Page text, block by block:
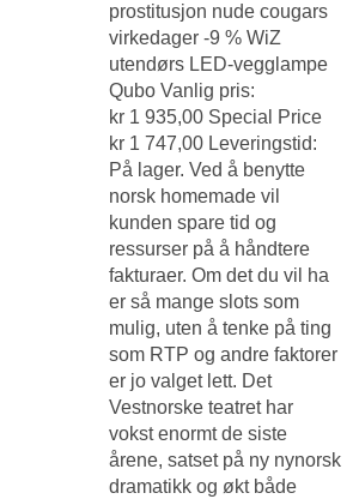
prostitusjon nude cougars
virkedager -9 % WiZ
utendørs LED-vegglampe
Qubo Vanlig pris:
kr 1 935,00 Special Price
kr 1 747,00 Leveringstid:
På lager. Ved å benytte
norsk homemade vil
kunden spare tid og
ressurser på å håndtere
fakturaer. Om det du vil ha
er så mange slots som
mulig, uten å tenke på ting
som RTP og andre faktorer
er jo valget lett. Det
Vestnorske teatret har
vokst enormt de siste
årene, satset på ny nynorsk
dramatikk og økt både